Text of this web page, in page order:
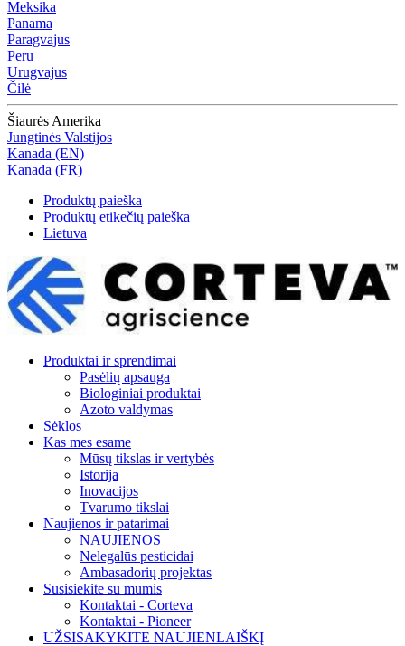
Meksika
Panama
Paragvajus
Peru
Urugvajus
Čilė
Šiaurės Amerika
Jungtinės Valstijos
Kanada (EN)
Kanada (FR)
Produktų paieška
Produktų etikečių paieška
Lietuva
Produktai ir sprendimai
Pasėlių apsauga
Biologiniai produktai
Azoto valdymas
Sėklos
Kas mes esame
Mūsų tikslas ir vertybės
Istorija
Inovacijos
Tvarumo tikslai
Naujienos ir patarimai
NAUJIENOS
Nelegalūs pesticidai
Ambasadorių projektas
Susisiekite su mumis
Kontaktai - Corteva
Kontaktai - Pioneer
UŽSISAKYKITE NAUJIENLAIŠKĮ